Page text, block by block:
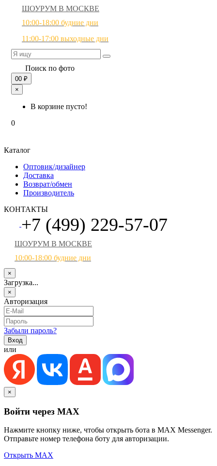
ШОУРУМ В МОСКВЕ
10:00-18:00 будние дни
11:00-17:00 выходные дни
Поиск по фото
00 ₽
×
В корзине пусто!
0
Каталог
Оптовик/дизайнер
Доставка
Возврат/обмен
Производитель
КОНТАКТЫ
+7 (499) 229-57-07
ШОУРУМ В МОСКВЕ
10:00-18:00 будние дни
×
Загрузка...
×
Авторизация
Забыли пароль?
или
×
Войти через MAX
Нажмите кнопку ниже, чтобы открыть бота в MAX Messenger.
Отправьте номер телефона боту для авторизации.
Открыть MAX